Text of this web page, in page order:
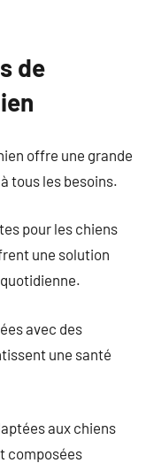
de
offre une grande
tous les besoins.
pour les chiens
une solution
avec des
une santé
aux chiens
composées